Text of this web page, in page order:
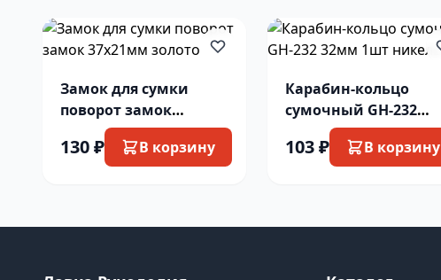
Замок для сумки
поворот замок
37х21мм золото
130 ₽ В корзину
Карабин-кольцо
сумочный GH-232
32мм 1шт никель
103 ₽ В корзину